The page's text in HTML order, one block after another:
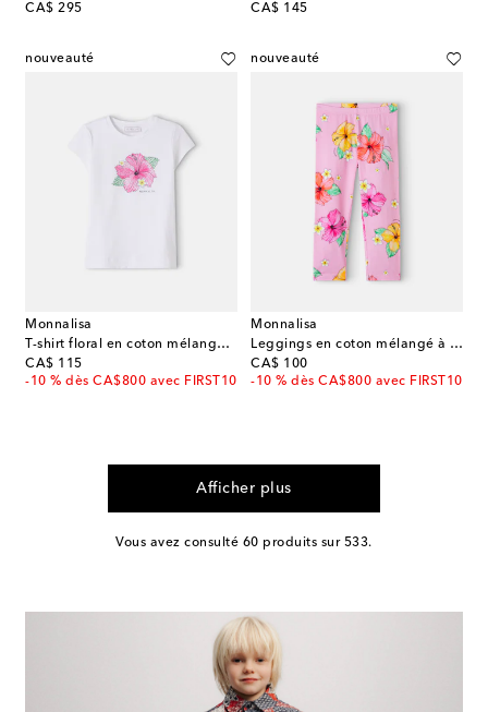
CA$ 295
original price
CA$ 145
original price
nouveauté
Monnalisa
T-shirt floral en coton mélangé à ornements
CA$ 115
original price
-10 % dès CA$800 avec FIRST10
nouveauté
Monnalisa
Leggings en coton mélangé à imprimé floral
CA$ 100
original price
-10 % dès CA$800 avec FIRST10
Afficher plus
Vous avez consulté 60 produits sur 533.